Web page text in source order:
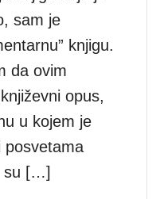
sam je
knjigu.
da ovim
opus,
u kojem je
posvetama
su […]